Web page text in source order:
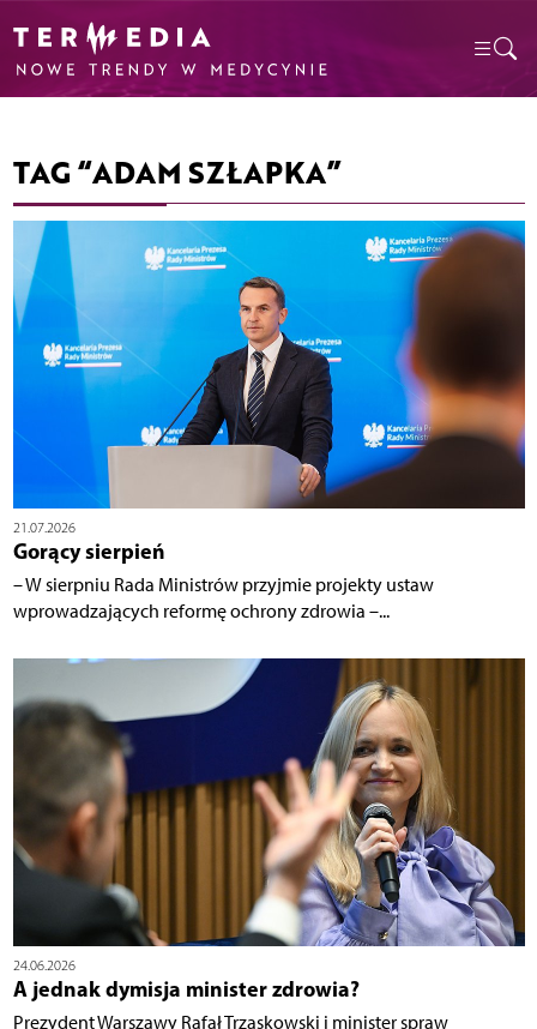
TAG “ADAM SZŁAPKA”
21.07.2026
Gorący sierpień
– W sierpniu Rada Ministrów przyjmie projekty ustaw
wprowadzających reformę ochrony zdrowia –...
24.06.2026
A jednak dymisja minister zdrowia?
Prezydent Warszawy Rafał Trzaskowski i minister spraw